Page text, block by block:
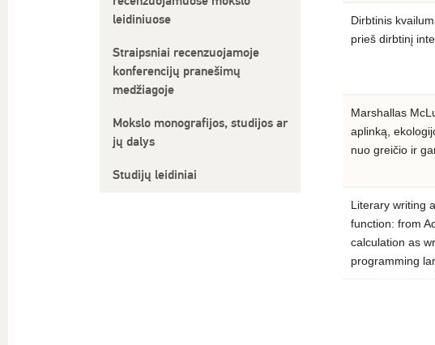
leidiniuose
Straipsniai recenzuojamoje
konferencijų pranešimų
medžiagoje
Mokslo monografijos, studijos ar
jų dalys
Studijų leidiniai
Dirbtinis
prieš dirbtinį
Marshallas
aplinką,
nuo greičio ir
Literary writing
function: from
calculation as
programming